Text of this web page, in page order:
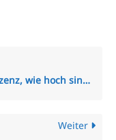
erhöhe ich die Anzahl der Lizenzplätze?
Weiter